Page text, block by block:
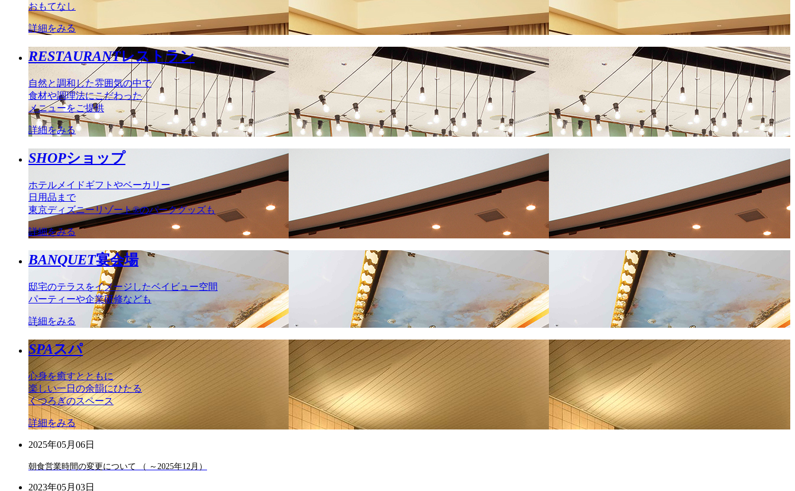
おもてなし
詳細をみる
RESTAURANTレストラン
自然と調和した雰囲気の中で
食材や調理法にこだわった
メニューをご提供
詳細をみる
SHOPショップ
ホテルメイドギフトやベーカリー
日用品まで
東京ディズニーリゾート®のパークグッズも
詳細をみる
BANQUET宴会場
邸宅のテラスをイメージしたベイビュー空間
パーティーや企業研修なども
詳細をみる
SPAスパ
心身を癒すとともに
楽しい一日の余韻にひたる
くつろぎのスペース
詳細をみる
2025年05月06日
朝食営業時間の変更について （ ～2025年12月）
2023年05月03日